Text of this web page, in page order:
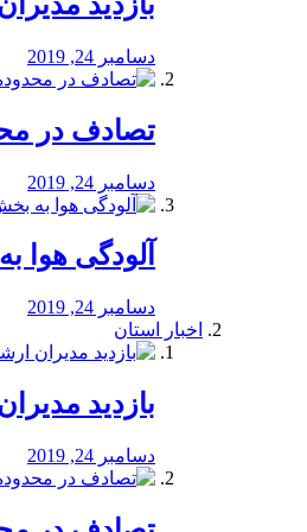
دسامبر 24, 2019
تصادف در
دسامبر 24, 2019
آلودگی
دسامبر 24, 2019
اخبار استان
بازدید
دسامبر 24, 2019